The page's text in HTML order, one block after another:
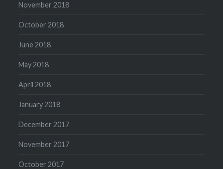
November 2018
October 2018
June 2018
May 2018
April 2018
January 2018
December 2017
November 2017
October 2017